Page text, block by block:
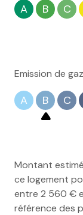
A B C
Emission de
A B C
Montant
ce logement
entre 2 560 €
référence des